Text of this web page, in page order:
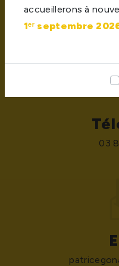
accueillerons à
1ᵉʳ septembre
420 route des
03